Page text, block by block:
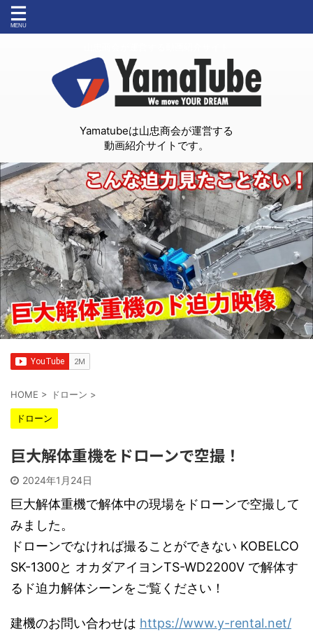
Yamatubeは山忠商会が運営する
動画紹介サイトです。
HOME > ドローン >
ドローン
巨大解体重機をドローンで空撮！
2024年1月24日
巨大解体重機で解体中の現場をドローンで空撮して
みました。
ドローンでなければ撮ることができない KOBELCO
SK-1300と オカダアイヨンTS-WD2200V で解体す
るド迫力解体シーンをご覧ください！
建機のお問い合わせは https://www.y-rental.net/